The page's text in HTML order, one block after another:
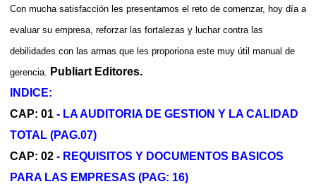
Con mucha satisfacción les presentamos el reto de comenzar, hoy día a
evaluar su empresa, reforzar las fortalezas y luchar contra las
debilidades con las armas que les proporiona este muy útil manual de
gerencia.
Publiart Editores.
INDICE:
CAP: 01 - LA AUDITORIA DE GESTION Y LA CALIDAD
TOTAL (PAG.07)
CAP: 02 - REQUISITOS Y DOCUMENTOS BASICOS
PARA LAS EMPRESAS (PAG: 16)